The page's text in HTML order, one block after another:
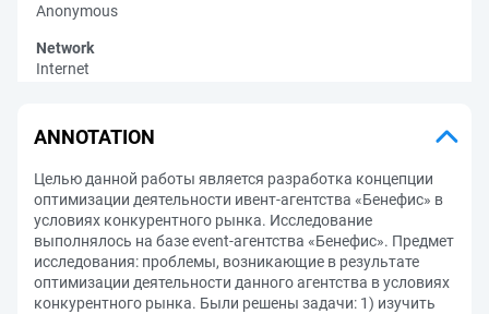
Anonymous
Network
Internet
ANNOTATION
Целью данной работы является разработка концепции
оптимизации деятельности ивент-агентства «Бенефис» в
условиях конкурентного рынка. Исследование
выполнялось на базе event-агентства «Бенефис». Предмет
исследования: проблемы, возникающие в результате
оптимизации деятельности данного агентства в условиях
конкурентного рынка. Были решены задачи: 1) изучить